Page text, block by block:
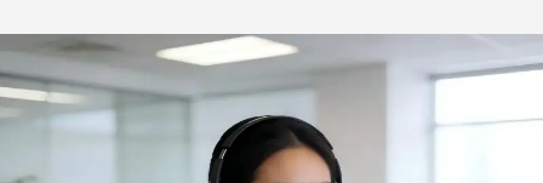
dispositivo di sicurezza
per fiamma con comando
al tocco